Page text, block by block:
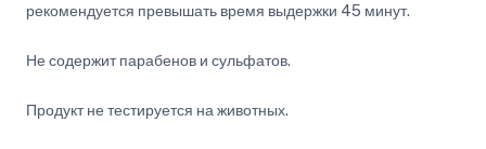
рекомендуется превышать время выдержки 45 минут.
Не содержит парабенов и сульфатов.
Продукт не тестируется на животных.